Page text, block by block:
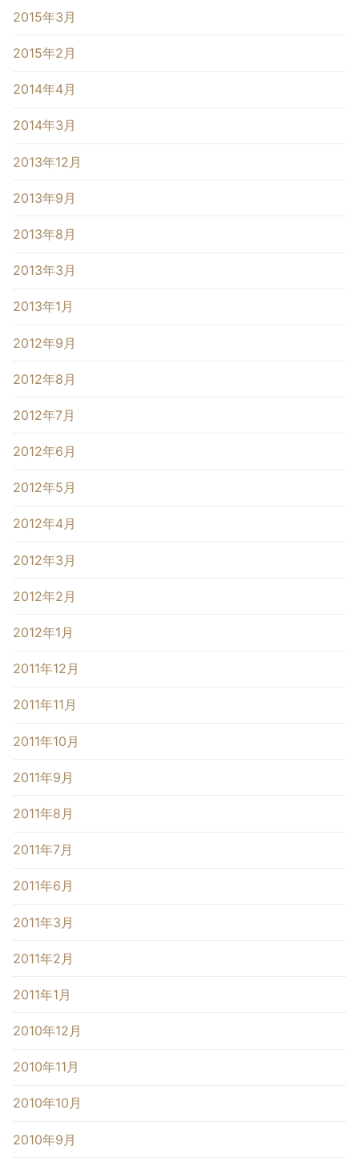
2015年3月
2015年2月
2014年4月
2014年3月
2013年12月
2013年9月
2013年8月
2013年3月
2013年1月
2012年9月
2012年8月
2012年7月
2012年6月
2012年5月
2012年4月
2012年3月
2012年2月
2012年1月
2011年12月
2011年11月
2011年10月
2011年9月
2011年8月
2011年7月
2011年6月
2011年3月
2011年2月
2011年1月
2010年12月
2010年11月
2010年10月
2010年9月